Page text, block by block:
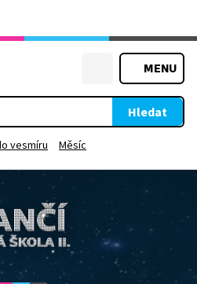
MENU
Hledat
vesmíru Měsíc